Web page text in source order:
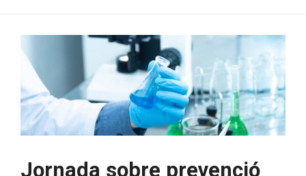
Jornada sobre prevenció